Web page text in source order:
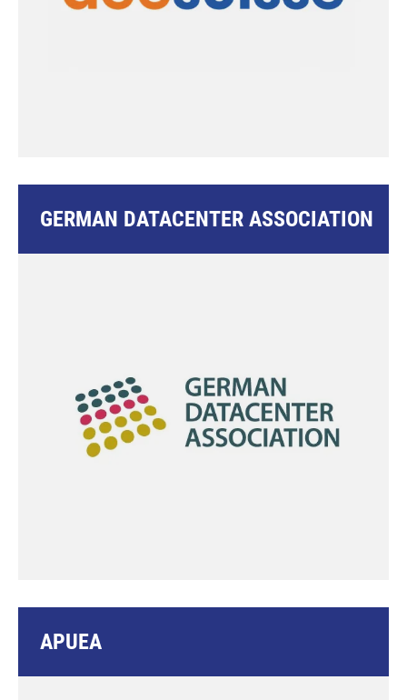
GERMAN DATACENTER ASSOCIATION
APUEA